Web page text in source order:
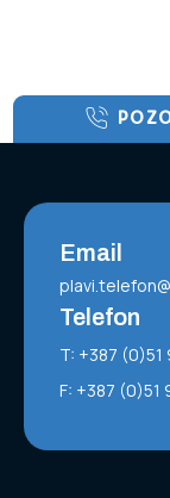
Email
Telefon
T: +387 (0)51
F: +387 (0)51